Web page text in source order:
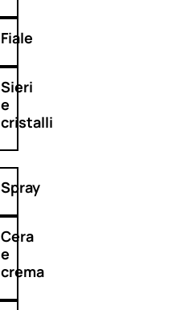
Fiale
Sieri
e
cristalli
Spray
Cera
e
crema